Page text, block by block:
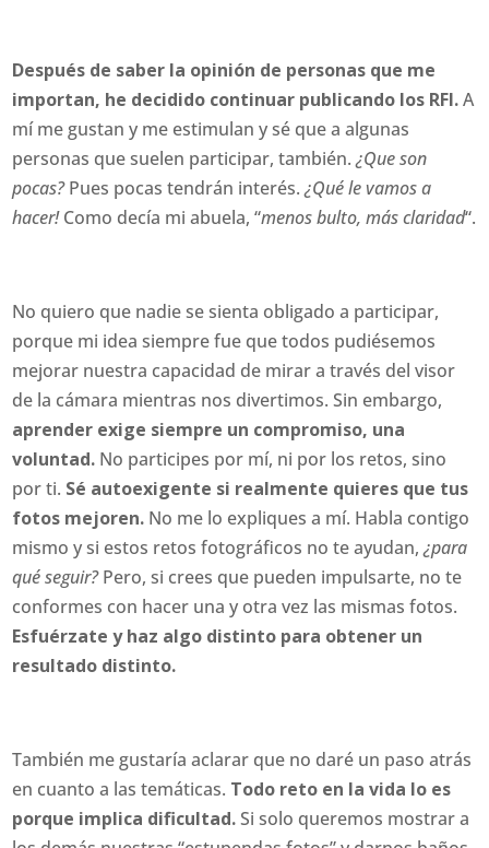
Después de saber la opinión de personas que me
importan, he decidido continuar publicando los RFI.A
mí me gustan y me estimulan y sé que a algunas
personas que suelen participar, también.¿Que son
pocas?Pues pocas tendrán interés.¿Qué le vamos a
hacer!Como decía mi abuela, “menos bulto, más claridad“.
No quiero que nadie se sienta obligado a participar,
porque mi idea siempre fue que todos pudiésemos
mejorar nuestra capacidad de mirar a través del visor
de la cámara mientras nos divertimos. Sin embargo,
aprender exige siempre un compromiso, una
voluntad. No participes por mí, ni por los retos, sino
por ti. Sé autoexigente si realmente quieres que tus
fotos mejoren. No me lo expliques a mí. Habla contigo
mismo y si estos retos fotográficos no te ayudan,¿para
qué seguir?Pero, si crees que pueden impulsarte, no te
conformes con hacer una y otra vez las mismas fotos.
Esfuérzate y haz algo distinto para obtener un
resultado distinto.
También me gustaría aclarar que no daré un paso atrás
en cuanto a las temáticas. Todo reto en la vida lo es
porque implica dificultad.Si solo queremos mostrar a